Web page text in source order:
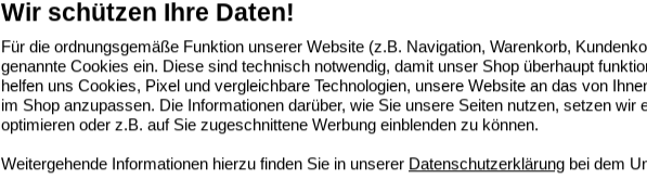
Wir schützen Ihre Daten!
Für die ordnungsgemäße Funktion unserer Website (z.B. Navigation, Warenkorb,
genannte Cookies ein. Diese sind technisch notwendig, damit unser Shop überhaupt
helfen uns Cookies, Pixel und vergleichbare Technologien, unsere Website an das von
im Shop anzupassen. Die Informationen darüber, wie Sie unsere Seiten nutzen, setzen wir
optimieren oder z.B. auf Sie zugeschnittene Werbung einblenden zu können.
Weitergehende Informationen hierzu finden Sie in unserer Datenschutzerklärung bei dem